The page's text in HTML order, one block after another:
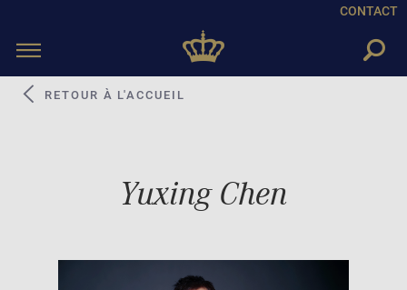
CONTACT
Toggle
Yuxing Chen
RETOUR À L'ACCUEIL